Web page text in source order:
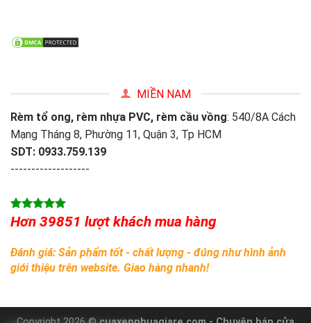
MIỀN NAM
Rèm tổ ong, rèm nhựa PVC, rèm cầu vồng: 540/8A Cách
Mạng Tháng 8, Phường 11, Quận 3, Tp HCM
SDT: 0933.759.139
-------------------
Hơn 39851 lượt khách mua hàng
Đánh giá: Sản phẩm tốt - chất lượng - đúng như hình ảnh
giới thiệu trên website. Giao hàng nhanh!